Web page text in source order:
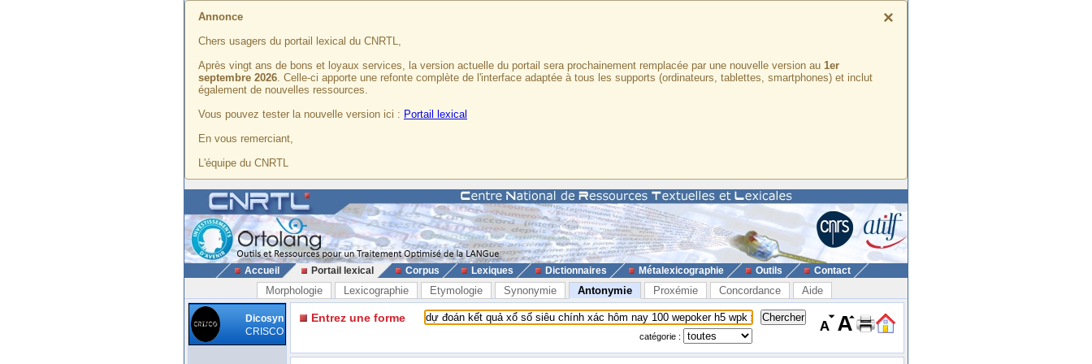
×
Annonce
Chers usagers du portail lexical du CNRTL,
Après vingt ans de bons et loyaux services, la version actuelle du portail sera prochainement remplacée par une nouvelle version au 1er
septembre 2026. Celle-ci apporte une refonte complète de l'interface adaptée à tous les supports (ordinateurs, tablettes, smartphones) et inclut
également de nouvelles ressources.
Vous pouvez tester la nouvelle version ici : Portail lexical
En vous remerciant,
L'équipe du CNRTL
Accueil Portail lexical Corpus Lexiques Dictionnaires Métalexicographie Outils Contact
Morphologie Lexicographie Etymologie Synonymie Antonymie Proxémie Concordance Aide
Dicosyn
CRISCO
Entrez une forme
catégorie :